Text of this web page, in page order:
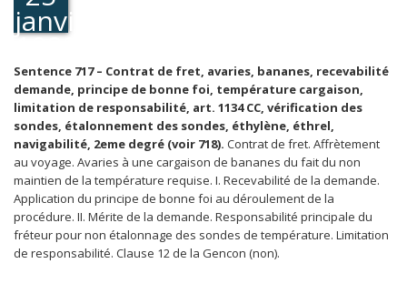
janvier
1989
Sentence 717 – Contrat de fret, avaries, bananes, recevabilité
demande, principe de bonne foi, température cargaison,
limitation de responsabilité, art. 1134 CC, vérification des
sondes, étalonnement des sondes, éthylène, éthrel,
navigabilité, 2eme degré (voir 718). Contrat de fret. Affrètement
au voyage. Avaries à une cargaison de bananes du fait du non
maintien de la température requise. I. Recevabilité de la demande.
Application du principe de bonne foi au déroulement de la
procédure. II. Mérite de la demande. Responsabilité principale du
fréteur pour non étalonnage des sondes de température. Limitation
de responsabilité. Clause 12 de la Gencon (non).